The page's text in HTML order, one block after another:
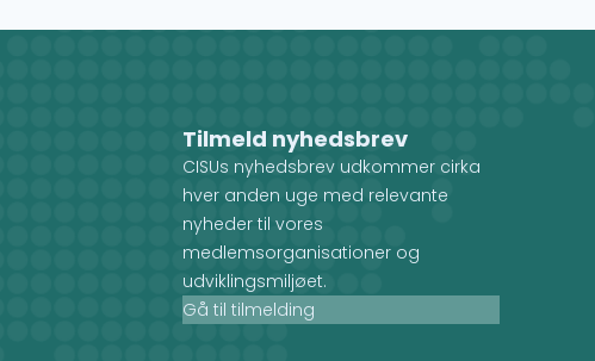
Tilmeld nyhedsbrev
CISUs nyhedsbrev udkommer cirka
hver anden uge med relevante
nyheder til vores
medlemsorganisationer og
udviklingsmiljøet.
Gå til tilmelding